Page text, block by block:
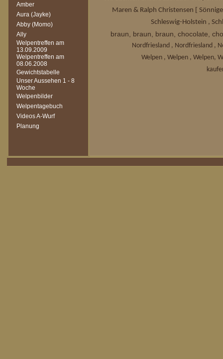
Amber
Aura (Jayke)
Abby (Momo)
Ally
Welpentreffen am
13.09.2009
Welpentreffen am
08.06.2008
Gewichtstabelle
Unser Aussehen 1 - 8
Woche
Welpenbilder
Welpentagebuch
Videos A-Wurf
Planung
Maren & Ralph Christensen [
Schleswig-Holstein ,
braun, braun, braun, chocolate,
Nordfriesland , Nordfriesland ,
Welpen , Welpen , Welpen,